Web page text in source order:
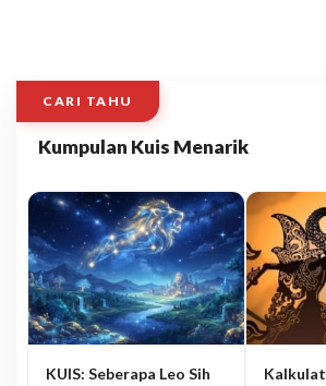
CARI TAHU
Kumpulan Kuis Menarik
KUIS: Seberapa Leo Sih